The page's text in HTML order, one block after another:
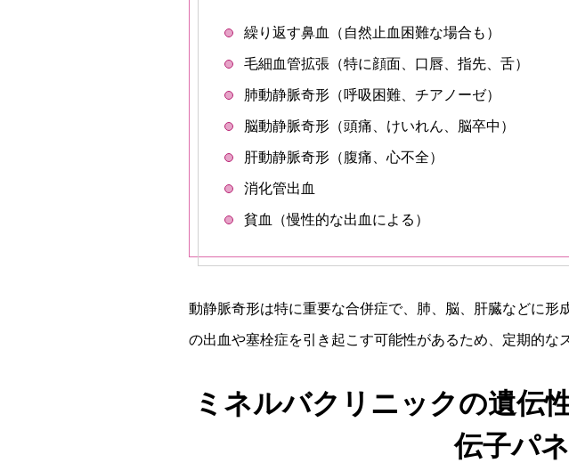
繰り返す鼻血（自然止血困難な場合も）
毛細血管拡張（特に顔面、口唇、指先、舌）
肺動静脈奇形（呼吸困難、チアノーゼ）
脳動静脈奇形（頭痛、けいれん、脳卒中）
肝動静脈奇形（腹痛、心不全）
消化管出血
貧血（慢性的な出血による）
動静脈奇形は特に重要な合併症で、肺、脳、肝臓などに
の出血や塞栓症を引き起こす可能性があるため、定期的な
ミネルバクリニックの遺伝
伝子パ